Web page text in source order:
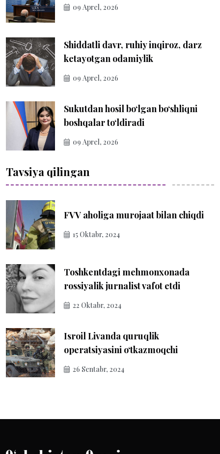
09 Aprel, 2026
Shiddatli davr, ruhiy inqiroz, darz
ketayotgan odamiylik
09 Aprel, 2026
Sukutdan hosil bo‘lgan bo‘shliqni
boshqalar to‘ldiradi
09 Aprel, 2026
Tavsiya qilingan
FVV aholiga murojaat bilan chiqdi
15 Oktabr, 2024
Toshkentdagi mehmonxonada
rossiyalik jurnalist vafot etdi
22 Oktabr, 2024
Isroil Livanda quruqlik
operatsiyasini o‘tkazmoqchi
26 Sentabr, 2024